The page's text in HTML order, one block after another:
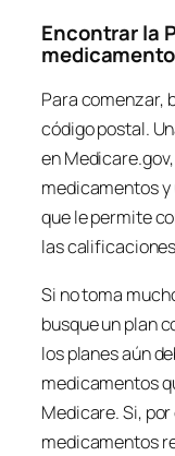
Encontrar la
Para comenzar,
código postal.
en
medicamentos
que le permite
las
Si no toma
busque un plan
los planes aún
medicamentos
Medicare. Si,
medicamentos